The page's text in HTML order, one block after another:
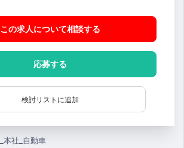
この求人について相談する
応募する
検討リストに追加